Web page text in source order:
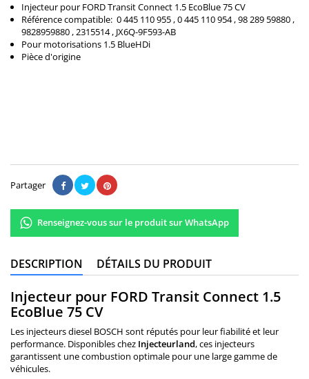
Injecteur pour FORD Transit Connect 1.5 EcoBlue 75 CV
Référence compatible: 0 445 110 955 , 0 445 110 954 , 98 289 59880 ,
9828959880 , 2315514 , JX6Q-9F593-AB
Pour motorisations 1.5 BlueHDi
Pièce d'origine
Partager
Renseignez-vous sur le produit sur WhatsApp
DESCRIPTION DÉTAILS DU PRODUIT
Injecteur pour FORD Transit Connect 1.5
EcoBlue 75 CV
Les injecteurs diesel BOSCH sont réputés pour leur fiabilité et leur
performance. Disponibles chez Injecteurland, ces injecteurs
garantissent une combustion optimale pour une large gamme de
véhicules.